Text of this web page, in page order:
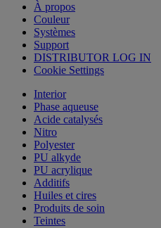
À propos
Couleur
Systèmes
Support
DISTRIBUTOR LOG IN
Cookie Settings
Interior
Phase aqueuse
Acide catalysés
Nitro
Polyester
PU alkyde
PU acrylique
Additifs
Huiles et cires
Produits de soin
Teintes